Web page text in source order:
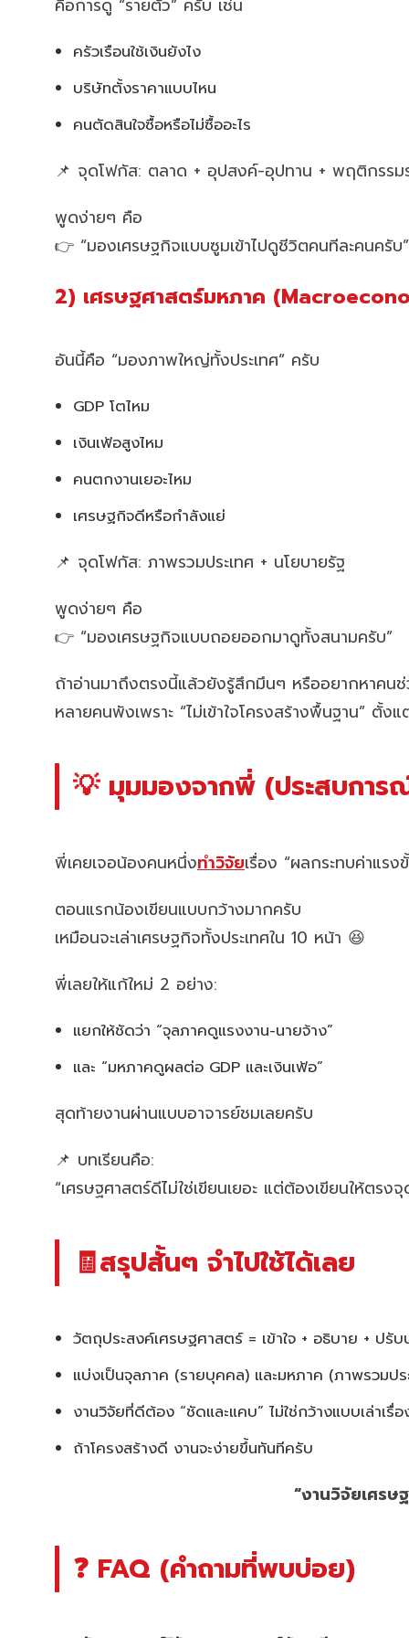
คือการดู “รายตัว” ครับ เช่น
ครัวเรือนใช้เงินยังไง
บริษัทตั้งราคาแบบไหน
คนตัดสินใจซื้อหรือไม่ซื้ออะไร
📌 จุดโฟกัส: ตลาด + อุปสงค์-อุปทาน + พฤติกรรม
พูดง่ายๆ คือ
👉 “มองเศรษฐกิจแบบซูมเข้าไปดูชีวิตคนทีละคนครับ”
2) เศรษฐศาสตร์มหภาค
อันนี้คือ “มองภาพใหญ่ทั้งประเทศ” ครับ
GDP โตไหม
เงินเฟ้อสูงไหม
คนตกงานเยอะไหม
เศรษฐกิจดีหรือกำลังแย่
📌 จุดโฟกัส: ภาพรวมประเทศ + นโยบายรัฐ
พูดง่ายๆ คือ
👉 “มองเศรษฐกิจแบบถอยออกมาดูทั้งสนามครับ”
ถ้าอ่านมาถึงตรงนี้แล้วยังรู้สึกมึนๆ หรืออยากหาคน
หลายคนพังเพราะ “ไม่เข้าใจโครงสร้างพื้นฐาน” ตั้ง
💡 มุมมองจากพี่ (ประสบการ
พี่เคยเจอน้องคนหนึ่งทำวิจัยเรื่อง “ผลกระทบค่าแร
ตอนแรกน้องเขียนแบบกว้างมากครับ
เหมือนจะเล่าเศรษฐกิจทั้งประเทศใน 10 หน้า 😆
พี่เลยให้แก้ใหม่ 2 อย่าง:
แยกให้ชัดว่า “จุลภาคดูแรงงาน-นายจ้าง”
และ “มหภาคดูผลต่อ GDP และเงินเฟ้อ”
สุดท้ายงานผ่านแบบอาจารย์ชมเลยครับ
📌 บทเรียนคือ:
“เศรษฐศาสตร์ดีไม่ใช่เขียนเยอะ แต่ต้องเขียนให้ตรง
🧾สรุปสั้นๆ จำไปใช้ได้เลย
วัตถุประสงค์เศรษฐศาสตร์ = เข้าใจ + อธิบาย + ปรั
แบ่งเป็นจุลภาค (รายบุคคล) และมหภาค (ภาพรวมปร
งานวิจัยที่ดีต้อง “ชัดและแคบ” ไม่ใช่กว้างแบบเล่าเรื่อ
ถ้าโครงสร้างดี งานจะง่ายขึ้นทันทีครับ
“งานวิจัยเศรษ
❓ FAQ (คำถามที่พบบ่อย)